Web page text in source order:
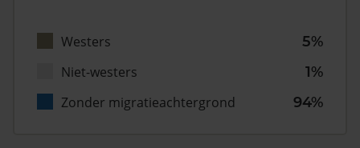
Westers
5%
Niet-westers
1%
Zonder migratieachtergrond
94%